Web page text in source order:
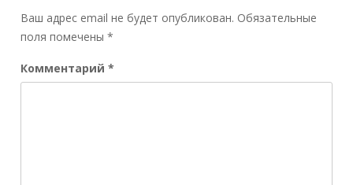
Ваш адрес email не будет опубликован. Обязательные
поля помечены *
Комментарий *